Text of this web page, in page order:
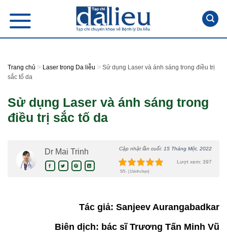
content
Trang chủ > Laser trong Da liễu > Sử dụng Laser và ánh sáng trong điều trị
sắc tố da
Sử dụng Laser và ánh sáng trong
điều trị sắc tố da
Dr Mai Trinh Cập nhật lần cuối: 15 Tháng Một, 2022
5/5 - (1 bình chọn)
Lượt xem: 397
Tác giả: Sanjeev Aurangabadkar
Biên dịch: bác sĩ Trương Tấn Minh Vũ